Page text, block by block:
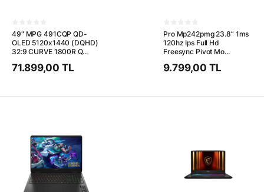
49" MPG 491CQP QD-
OLED 5120x1440 (DQHD)
32:9 CURVE 1800R Q...
71.899,00 TL
Pro Mp242pmg 23.8” 1ms
120hz Ips Full Hd
Freesync Pivot Mo...
9.799,00 TL